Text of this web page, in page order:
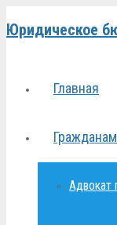
Юридическое
Главная
Гражданам
Адвокат